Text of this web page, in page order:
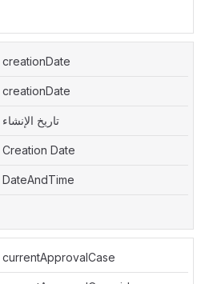
creationDate
creationDate
تاريخ الإنشاء
Creation Date
DateAndTime
currentApprovalCase